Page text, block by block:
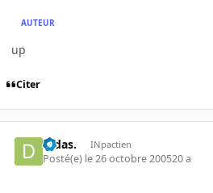
AUTEUR
up
Citer
Didas. INpactien
Posté(e) le 26 octobre 200520 a